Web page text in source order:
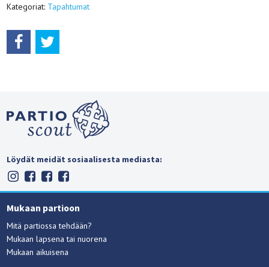
Kategoriat: Tapahtumat
Löydät meidät sosiaalisesta mediasta:
Mukaan partioon
Mitä partiossa tehdään?
Mukaan lapsena tai nuorena
Mukaan aikuisena